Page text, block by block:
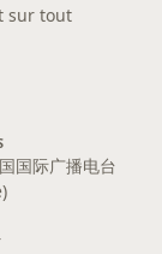
sur tout
国际广播电台